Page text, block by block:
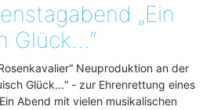
„Ein
Glück…“
Neuproduktion an der
Glück...“ - zur Ehrenrettung eines
Abend mit vielen musikalischen